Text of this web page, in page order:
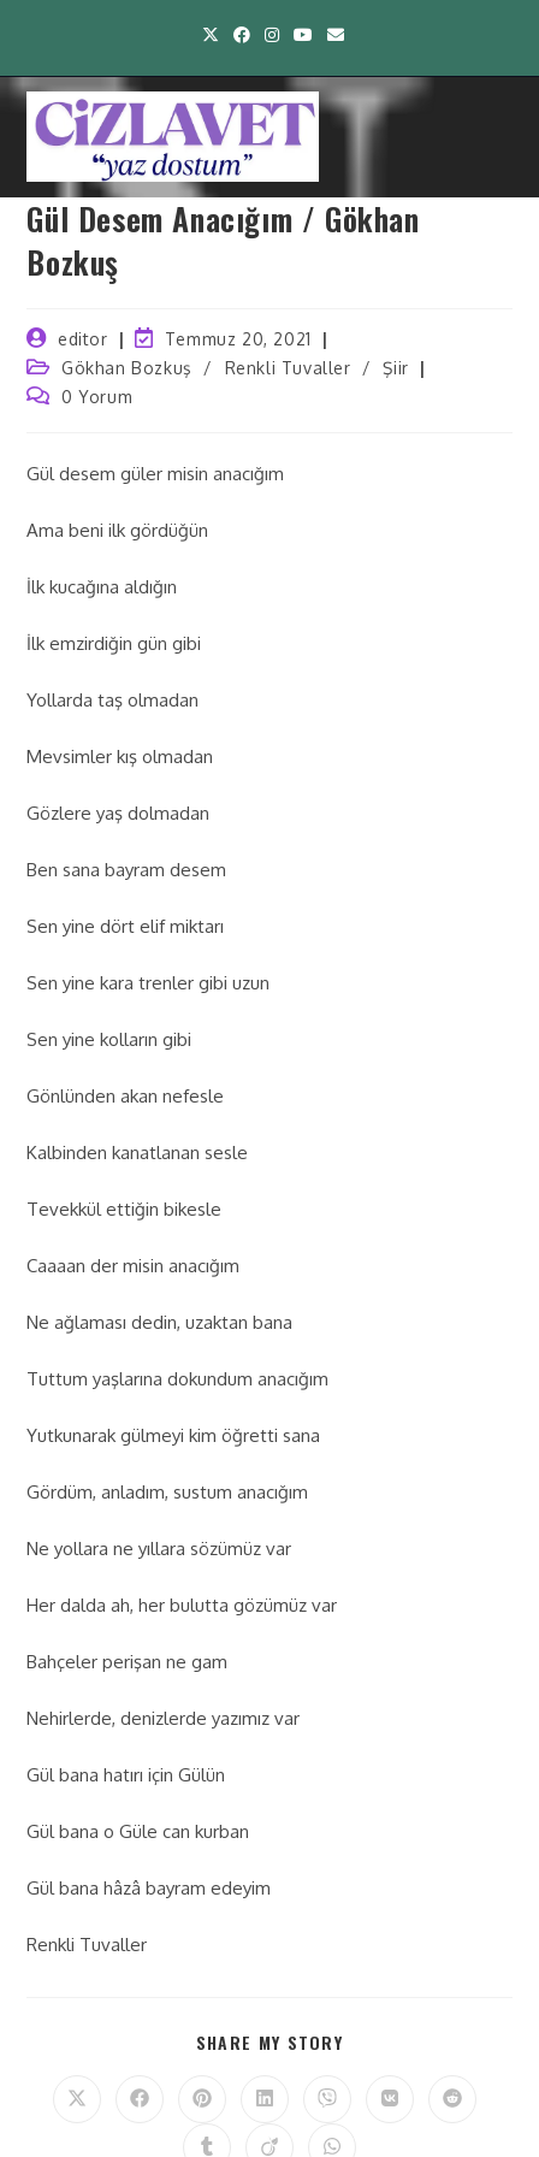
Gül Desem Anacığım / Gökhan
Bozkuş
editor
Temmuz 20, 2021
Gökhan Bozkuş
/ Renkli Tuvaller /
Şiir
0 Yorum
Gül desem güler misin anacığım
Ama beni ilk gördüğün
İlk kucağına aldığın
İlk emzirdiğin gün gibi
Yollarda taş olmadan
Mevsimler kış olmadan
Gözlere yaş dolmadan
Ben sana bayram desem
Sen yine dört elif miktarı
Sen yine kara trenler gibi uzun
Sen yine kolların gibi
Gönlünden akan nefesle
Kalbinden kanatlanan sesle
Tevekkül ettiğin bikesle
Caaaan der misin anacığım
Ne ağlaması dedin, uzaktan bana
Tuttum yaşlarına dokundum anacığım
Yutkunarak gülmeyi kim öğretti sana
Gördüm, anladım, sustum anacığım
Ne yollara ne yıllara sözümüz var
Her dalda ah, her bulutta gözümüz var
Bahçeler perişan ne gam
Nehirlerde, denizlerde yazımız var
Gül bana hatırı için Gülün
Gül bana o Güle can kurban
Gül bana hâzâ bayram edeyim
Renkli Tuvaller
SHARE MY STORY